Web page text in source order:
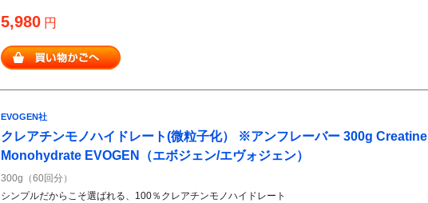
5,980 円
EVOGEN社
クレアチンモノハイドレート(微粒子化） ※アンフレーバー 300g Creatine
Monohydrate EVOGEN（エボジェン/エヴォジェン）
300g（60回分）
シンプルだからこそ選ばれる、100％クレアチンモノハイドレート